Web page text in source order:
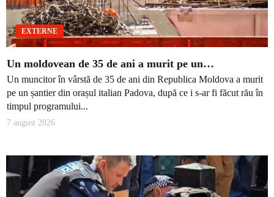
EXTERNE
Un moldovean de 35 de ani a murit pe un…
Un muncitor în vârstă de 35 de ani din Republica Moldova a murit
pe un șantier din orașul italian Padova, după ce i s-ar fi făcut rău în
timpul programului...
7 august 2026